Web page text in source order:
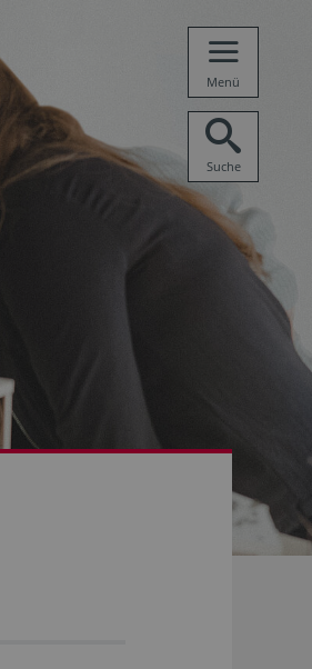
Menü
Suche